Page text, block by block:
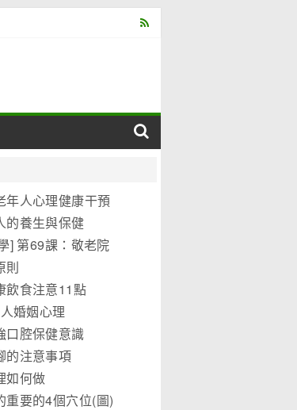
年人心理健康干預
的養生與保健
] 第69課：敬老院
則
飲食注意11點
婚姻心理
口腔保健意識
的注意事項
如何做
重要的4個穴位(圖)